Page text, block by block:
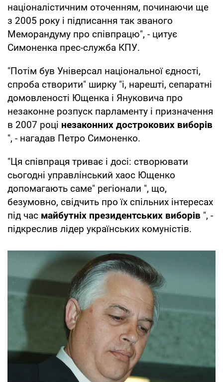
націоналістичним оточенням, починаючи ще
з 2005 року і підписання так званого
Меморандуму про співпрацю", - цитує
Симоненка прес-служба КПУ.
"Потім був Універсал національної єдності,
спроба створити" ширку "і, нарешті, сепаратні
домовленості Ющенка і Януковича про
незаконне розпуск парламенту і призначення
в 2007 році незаконних дострокових виборів
", - нагадав Петро Симоненко.
"Ця співпраця триває і досі: створювати
сьогодні управлінський хаос Ющенко
допомагають саме" регіонали ", що,
безумовно, свідчить про їх спільних інтересах
під час майбутніх президентських виборів ", -
підкреслив лідер українських комуністів.